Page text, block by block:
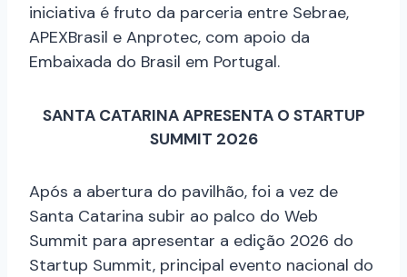
iniciativa é fruto da parceria entre Sebrae,
APEXBrasil e Anprotec, com apoio da
Embaixada do Brasil em Portugal.
SANTA CATARINA APRESENTA O STARTUP
SUMMIT 2026
Após a abertura do pavilhão, foi a vez de
Santa Catarina subir ao palco do Web
Summit para apresentar a edição 2026 do
Startup Summit, principal evento nacional do